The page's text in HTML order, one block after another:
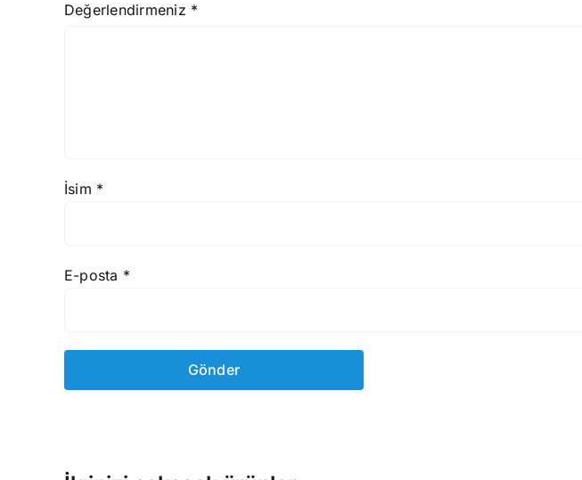
Değerlendirmeniz *
İsim *
E-posta *